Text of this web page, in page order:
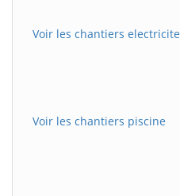
Voir les chantiers electricite
Voir les chantiers piscine